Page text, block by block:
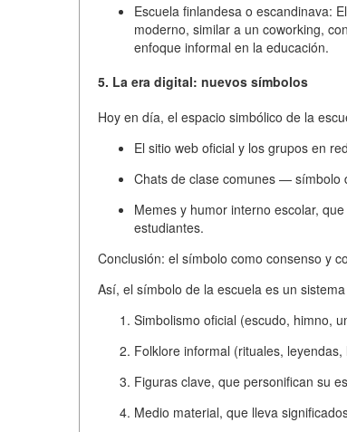
Escuela finlandesa o escandinava:
moderno, similar a un coworking,
enfoque informal en la educación.
5. La era digital: nuevos símbolos
Hoy en día, el espacio simbólico de la
El sitio web oficial y los grupos en
Chats de clase comunes — símbolo
Memes y humor interno escolar,
estudiantes.
Conclusión: el símbolo como consenso y
Así, el símbolo de la escuela es un sistema
Simbolismo oficial (escudo, himno,
Folklore informal (rituales,
Figuras clave, que personifican su
Medio material, que lleva